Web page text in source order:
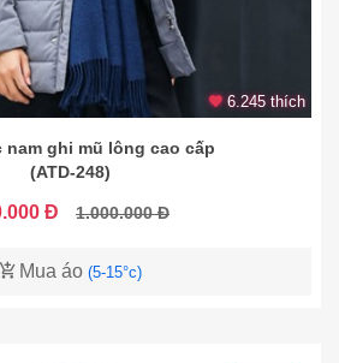
6.245 thích
nam ghi mũ lông cao cấp
(ATD-248)
Đ 1.000.000 Đ
Mua áo (5-15°c)